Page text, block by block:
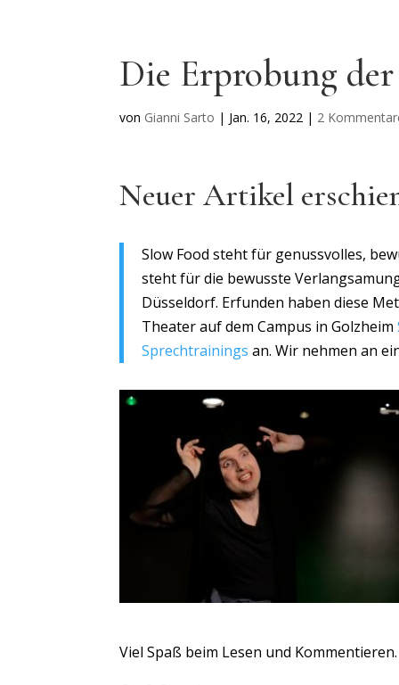
Die Erprobung
von Gianni Sarto | Jan. 16, 2022 | 2
Neuer Artikel
Slow Food steht für genussvolles,
steht für die bewusste
Düsseldorf. Erfunden haben diese
Theater auf dem Campus in Golzheim
Sprechtrainings an. Wir nehmen an
Viel Spaß beim Lesen und Kommentieren.